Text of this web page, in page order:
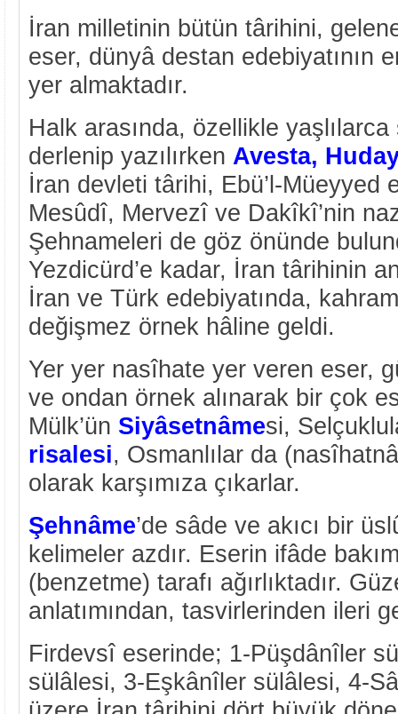
İran milletinin bütün târihini,
eser, dünyâ destan edebiyatının
yer almaktadır.
Halk arasında, özellikle
derlenip yazılırken Avesta,
İran devleti târihi, Ebü’l-Müeyyed
Mesûdî, Mervezî ve Dakîkî’nin
Şehnameleri de göz önünde
Yezdicürd’e kadar, İran târihinin
İran ve Türk edebiyatında,
değişmez örnek hâline geldi.
Yer yer nasîhate yer veren eser,
ve ondan örnek alınarak bir çok
Mülk’ün Siyâsetnâmesi,
risalesi, Osmanlılar da
olarak karşımıza çıkarlar.
Şehnâme’de sâde ve akıcı bir
kelimeler azdır. Eserin ifâde
(benzetme) tarafı ağırlıktadır.
anlatımından, tasvirlerinden ileri
Firdevsî eserinde; 1-Püşdânîler
sülâlesi, 3-Eşkânîler sülâlesi, 4-